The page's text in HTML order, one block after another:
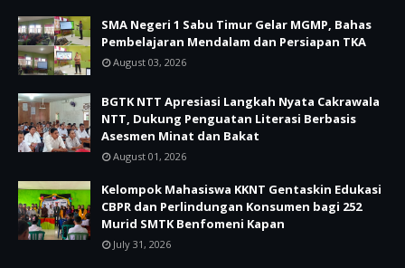
SMA Negeri 1 Sabu Timur Gelar MGMP, Bahas
Pembelajaran Mendalam dan Persiapan TKA
August 03, 2026
BGTK NTT Apresiasi Langkah Nyata Cakrawala
NTT, Dukung Penguatan Literasi Berbasis
Asesmen Minat dan Bakat
August 01, 2026
Kelompok Mahasiswa KKNT Gentaskin Edukasi
CBPR dan Perlindungan Konsumen bagi 252
Murid SMTK Benfomeni Kapan
July 31, 2026